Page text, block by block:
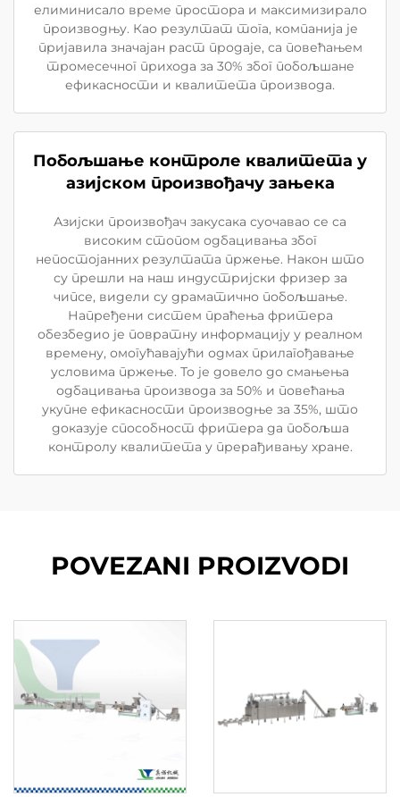
елиминисало време простора и максимизирало
производњу. Као резултат тога, компанија је
пријавила значајан раст продаје, са повећањем
тромесечног прихода за 30% због побољшане
ефикасности и квалитета производа.
Побољшање контроле квалитета у
азијском произвођачу зањека
Азијски произвођач закусака суочавао се са
високим стопом одбацивања због
непостојанних резултата пржење. Након што
су прешли на наш индустријски фризер за
чипсе, видели су драматично побољшање.
Напређени систем праћења фритера
обезбедио је повратну информацију у реалном
времену, омогућавајући одмах прилагођавање
условима пржење. То је довело до смањења
одбацивања производа за 50% и повећања
укупне ефикасности производње за 35%, што
доказује способност фритера да побољша
контролу квалитета у прерађивању хране.
POVEZANI PROIZVODI